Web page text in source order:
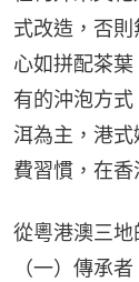
式改造，否
心如拼配茶
有的沖泡方
洱為主，港
費習慣，在香
從粵港澳三地
（一）傳承